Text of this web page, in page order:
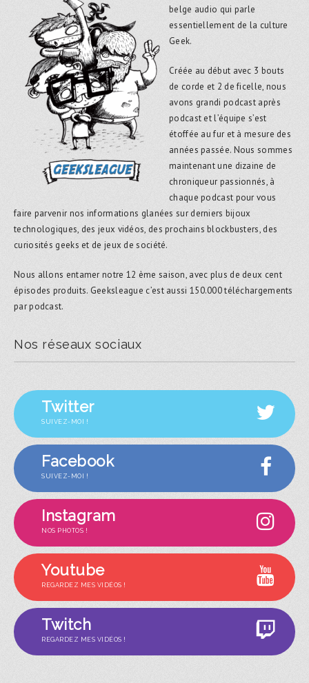
belge audio qui parle
essentiellement de la culture
Geek.
Créée au début avec 3 bouts
de corde et 2 de ficelle, nous
avons grandi podcast après
podcast et l’équipe s’est
étoffée au fur et à mesure des
années passée. Nous sommes
maintenant une dizaine de
chroniqueur passionnés, à
chaque podcast pour vous
faire parvenir nos informations glanées sur derniers bijoux
technologiques, des jeux vidéos, des prochains blockbusters, des
curiosités geeks et de jeux de société.
Nous allons entamer notre 12 ème saison, avec plus de deux cent
épisodes produits. Geeksleague c’est aussi 150.000 téléchargements
par podcast.
Nos réseaux sociaux
Twitter
SUIVEZ-MOI !
Facebook
SUIVEZ-MOI !
Instagram
NOS PHOTOS !
Youtube
REGARDEZ MES VIDÉOS !
Twitch
REGARDEZ MES VIDÉOS !